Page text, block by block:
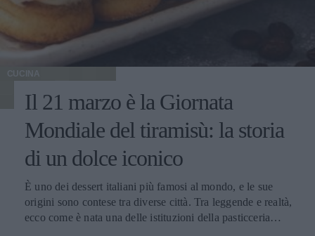
CUCINA
Il 21 marzo è la Giornata
Mondiale del tiramisù: la storia
di un dolce iconico
È uno dei dessert italiani più famosi al mondo, e le sue
origini sono contese tra diverse città. Tra leggende e realtà,
ecco come è nata una delle istituzioni della pasticceria